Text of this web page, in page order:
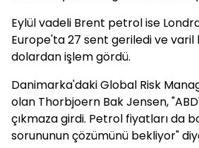
Eylül vadeli Brent petrol ise
Europe'ta 27 sent geriledi ve varil
dolardan işlem gördü.
Danimarka'daki Global Risk
olan Thorbjoern Bak Jensen,
çıkmaza girdi. Petrol fiyatları da
sorununun çözümünü bekliyor"